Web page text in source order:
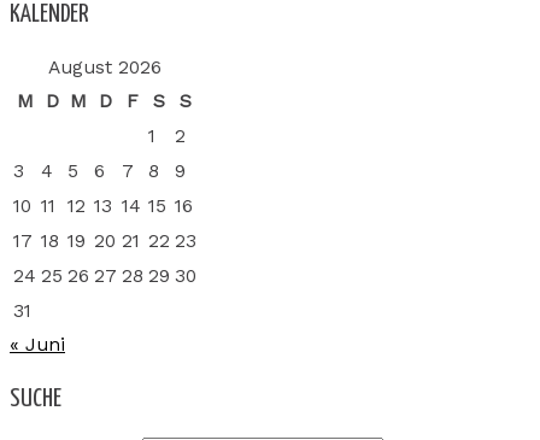
KALENDER
August 2026
M
D M D F S
S
1
2
3
4 5 6 7 8
9
10 11 12 13 14 15 16
17 18 19 20 21 22 23
24 25 26 27 28 29 30
31
« Juni
SUCHE